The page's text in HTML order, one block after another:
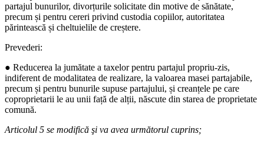
partajul bunurilor, divorțurile solicitate din motive de sănătate,
precum și pentru cereri privind custodia copiilor, autoritatea
părintească și cheltuielile de creștere.
Prevederi:
● Reducerea la jumătate a taxelor pentru partajul propriu-zis,
indiferent de modalitatea de realizare, la valoarea masei partajabile,
precum și pentru bunurile supuse partajului, și creanțele pe care
coproprietarii le au unii față de alții, născute din starea de proprietate
comună.
Articolul 5 se modifică şi va avea următorul cuprins;